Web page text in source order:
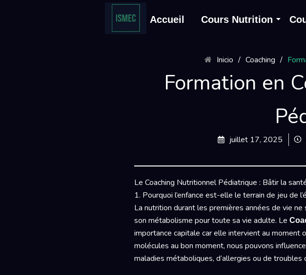
Accueil Cours Nutrition
Inicio / Coaching /
Formation en
juillet 17, 2025
Le Coaching Nutritionnel Pédiatrique : Bâtir la
1. Pourquoi l’enfance est-elle le terrain de jeu de
La nutrition durant les premières années de vie
son métabolisme pour toute sa vie adulte. Le
importance capitale car elle intervient au moment
molécules au bon moment, nous pouvons
maladies métaboliques, d’allergies ou de troubles